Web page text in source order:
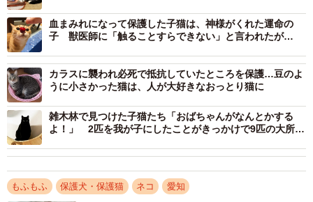
子猫の捕獲を決行
血まみれになって保護した子猫は、神様がくれた運命の
子 獣医師に「触ることすらできない」と言われたが…
カラスに襲われ必死で抵抗していたところを保護…豆のよ
うに小さかった猫は、人が大好きなおっとり猫に
雑木林で見つけた子猫たち「おばちゃんがなんとかする
よ！」 2匹を我が子にしたことがきっかけで9匹の大所帯
もふもふ 保護犬・保護猫 ネコ 愛知